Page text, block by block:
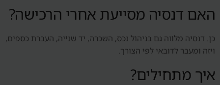
האם דנסיה מסייעת אחרי הרכישה?
כן. דנסיה מלווה גם בניהול נכס, השכרה, יד שנייה, העברת כספים,
ויזה ומעבר לדובאי לפי הצורך.
איך מתחילים?